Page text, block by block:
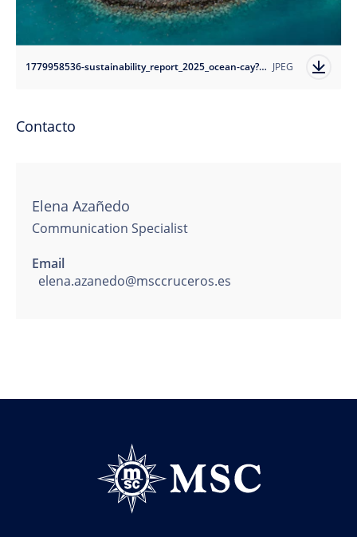
1779958536-sustainability_report_2025_ocean-cay?auto=format JPEG
Contacto
Elena Azañedo
Communication Specialist
Email
elena.azanedo@msccruceros.es